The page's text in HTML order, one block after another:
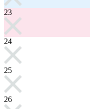
23
24
25
26